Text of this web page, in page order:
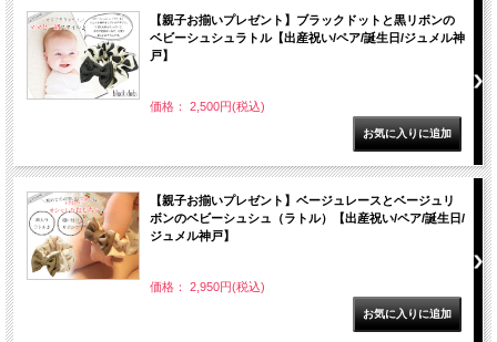
【親子お揃いプレゼント】ブラックドットと黒リボンの
ベビーシュシュラトル【出産祝い/ペア/誕生日/ジュメル神
戸】
価格： 2,500円(税込)
【親子お揃いプレゼント】ベージュレースとベージュリ
ボンのベビーシュシュ（ラトル）【出産祝い/ペア/誕生日/
ジュメル神戸】
価格： 2,950円(税込)